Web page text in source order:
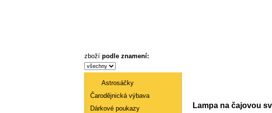
zboží podle znamení:
Lampa na čajovou
Astrosáčky
Čarodějnická výbava
Dárkové poukazy